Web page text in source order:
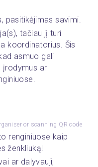
tačiau jį turi
koordinatorius. Šis
asmuo gali
įrodymus ar
or scanning QR code
renginiuose kaip
ženkliuką!
ar dalyvauji,